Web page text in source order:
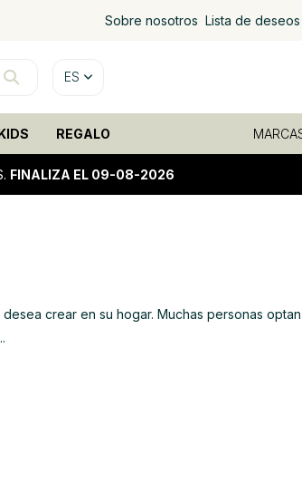
Sobre nosotros Lista de deseos
ES
REGALO
FINALIZA EL 09-08-2026
crear en su hogar. Muchas personas